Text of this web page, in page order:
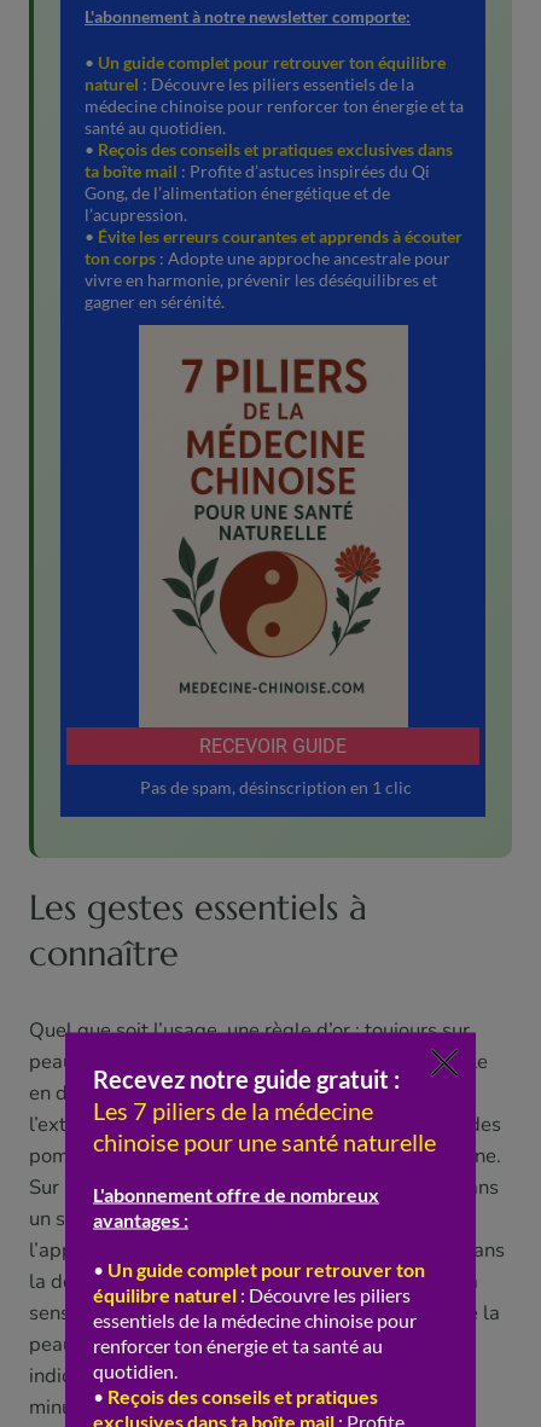
Les gestes essentiels à
connaître
Quel que soit l’usage, une règle d’or : toujours sur
peau huilée, jamais à sec. Sur le visage, on travaille
en douceur, par mouvements lents du centre vers
l’extérieur et vers le haut, le long de la mâchoire, des
pommettes et du front, quelques passages par zone.
Sur le corps, le geste est plus ferme et linéaire, dans
un seul sens, le long des muscles tendus, jusqu’à
l’apparition légère du « sha » (sans jamais forcer dans
la douleur). On adapte la pression à la zone et à la
sensibilité. La pierre se tient inclinée, à plat contre la
peau. Et dans tous les cas, on respecte les contre-
indications et on garde l’outil propre. Quelques
minutes suffisent : le Gua Sha récompense la